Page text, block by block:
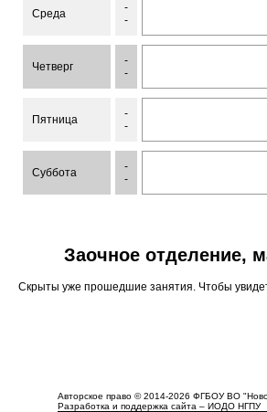
Среда
-
-
Четверг
-
-
Пятница
-
-
Суббота
-
-
Заочное отделение,
Скрыты уже прошедшие занятия. Чтобы
Авторское право © 2014-2026 ФГБОУ ВО
Разработка и поддержка сайта – ИОДО НГПУ